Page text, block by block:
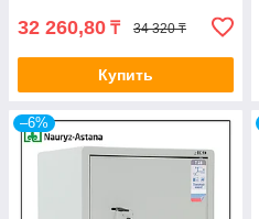
32 260,80 ₸ 34 320 ₸
Купить
–6%